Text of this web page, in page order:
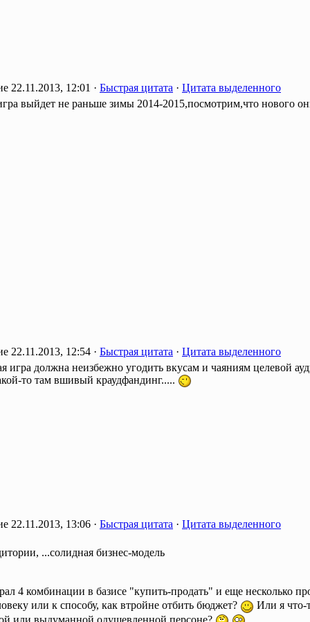
22.11.2013, 12:01 · Быстрая цитата · Цитата выделенного
выйдет не раньше зимы 2014-2015,посмотрим,что нового
22.11.2013, 12:54 · Быстрая цитата · Цитата выделенного
игра должна неизбежно угодить вкусам и чаяниям целевой
то там вшивый краудфандинг.....
22.11.2013, 13:06 · Быстрая цитата · Цитата выделенного
...солидная бизнес-модель
4 комбинации в базисе "купить-продать" и еще несколько
или к способу, как втройне отбить бюджет?
Или я что-
или выдуманной одушевленной персоне?